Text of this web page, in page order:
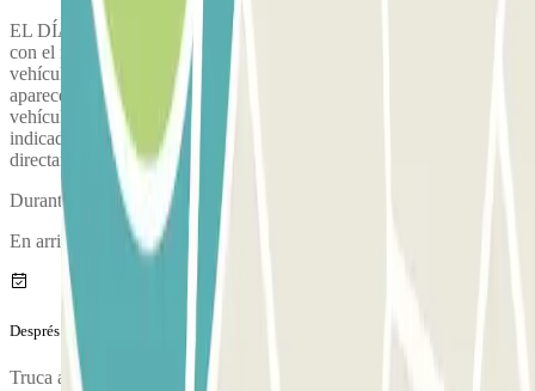
EL DÍA ANTES DE LA SALIDA: Recibirás un email y un SMS
con el nombre y el número de teléfono de la persona que recogerá tu
vehículo en la terminal. En caso contrario, llama al número que
aparece en el voucher de Parclick una hora antes de la recogida del
vehículo. Tienes que llamar desde el número de teléfono que habías
indicado durante tu reserva, para que te pongan en contacto
directamente con el agente.
Durant la trucada, una persona et confirmarà el punt de trobada.
En arribar es realitzarà una inspecció del teu vehicle.
Després del teu viatge
Truca al pàrquing per sol·licitar l'entrega del vehicle. El número de